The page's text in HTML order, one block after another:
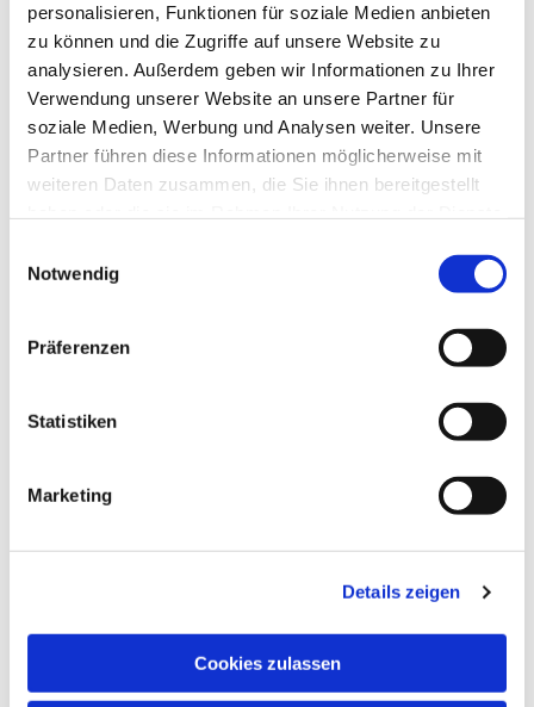
personalisieren, Funktionen für soziale Medien anbieten
zu können und die Zugriffe auf unsere Website zu
analysieren. Außerdem geben wir Informationen zu Ihrer
Verwendung unserer Website an unsere Partner für
soziale Medien, Werbung und Analysen weiter. Unsere
Partner führen diese Informationen möglicherweise mit
weiteren Daten zusammen, die Sie ihnen bereitgestellt
Notwendig
Präferenzen
Statistiken
Marketing
Details zeigen
Cookies zulassen
Sonntag, 21. März 2027, 09:30 Uhr
Evang. Pfarrgemeinde Rechnitz,
Hochstraße 3, 7471 Rechnitz